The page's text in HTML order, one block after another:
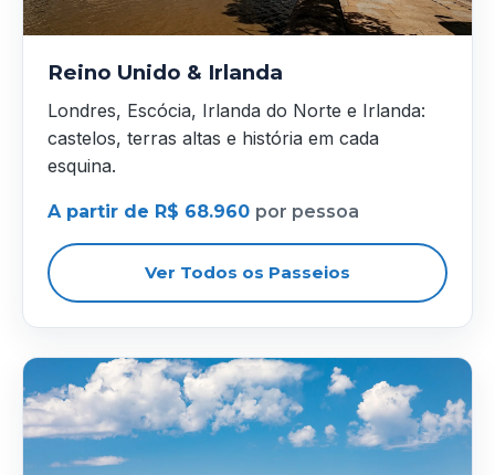
Reino Unido & Irlanda
Londres, Escócia, Irlanda do Norte e Irlanda:
castelos, terras altas e história em cada
esquina.
A partir de R$ 68.960 por pessoa
Ver Todos os Passeios